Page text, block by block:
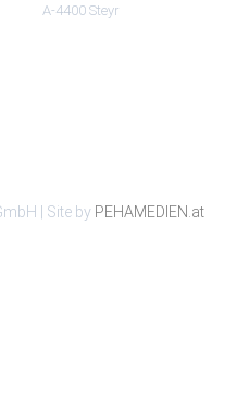
A-4400 Steyr
| Site by PEHAMEDIEN.at